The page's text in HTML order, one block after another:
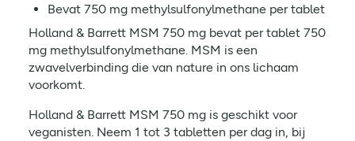
Bevat 750 mg methylsulfonylmethane per tablet
Holland & Barrett MSM 750 mg bevat per tablet 750
mg methylsulfonylmethane. MSM is een
zwavelverbinding die van nature in ons lichaam
voorkomt.
Holland & Barrett MSM 750 mg is geschikt voor
veganisten. Neem 1 tot 3 tabletten per dag in, bij